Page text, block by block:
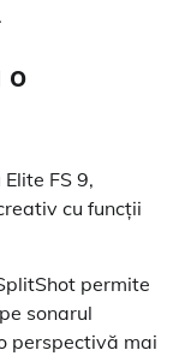
o
FS 9,
cu funcții
permite
sonarul
perspectivă mai